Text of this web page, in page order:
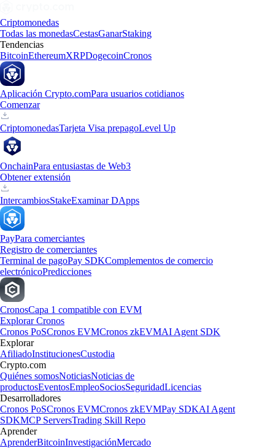
Criptomonedas
Todas las monedasCestasGanarStaking
Tendencias
BitcoinEthereumXRPDogecoinCronos
Aplicación Crypto.comPara usuarios cotidianos
Comenzar
CriptomonedasTarjeta Visa prepagoLevel Up
OnchainPara entusiastas de Web3
Obtener extensión
IntercambiosStakeExaminar DApps
PayPara comerciantes
Registro de comerciantes
Terminal de pagoPay SDKComplementos de comercio
electrónicoPredicciones
CronosCapa 1 compatible con EVM
Explorar Cronos
Cronos PoSCronos EVMCronos zkEVMAI Agent SDK
Explorar
AfiliadoInstitucionesCustodia
Crypto.com
Quiénes somosNoticiasNoticias de
productosEventosEmpleoSociosSeguridadLicencias
Desarrolladores
Cronos PoSCronos EVMCronos zkEVMPay SDKAI Agent
SDKMCP ServersTrading Skill Repo
Aprender
AprenderBitcoinInvestigaciónMercado